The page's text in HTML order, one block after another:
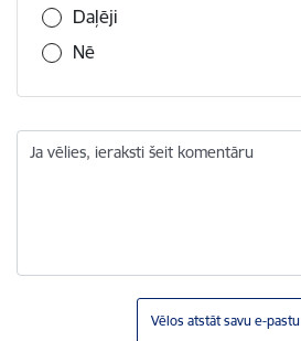
Daļēji
Nē
Ja vēlies, ieraksti šeit komentāru
Vēlos atstāt savu e-